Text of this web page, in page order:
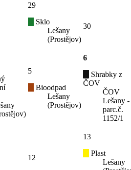
29
Sklo
Lešany
(Prostějov)
30
5
Bioodpad
Lešany
(Prostějov)
6
Shrabky z
ČOV
ČOV
Lešany -
parc.č.
1152/1
12
13
Plast
Lešany